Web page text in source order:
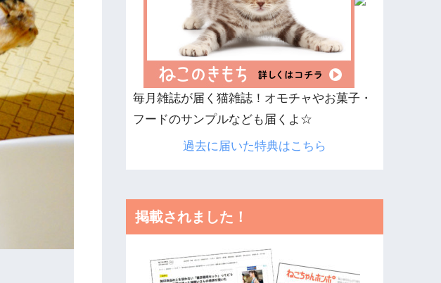
毎月雑誌が届く猫雑誌！オモチャやお菓子・
フードのサンプルなども届くよ☆
過去に届いた特典はこちら
掲載されました！